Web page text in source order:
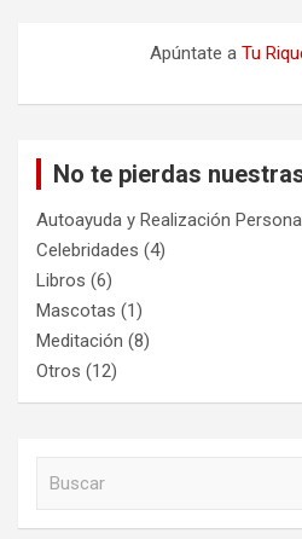
Apúntate a Tu
No te pierdas
Autoayuda y Realización
Celebridades (4)
Libros (6)
Mascotas (1)
Meditación (8)
Otros (12)